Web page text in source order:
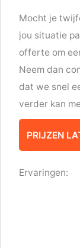
Mocht je
jou situatie
offerte om
Neem dan
dat we snel
verder kan
PRIJZEN
Ervaringen: